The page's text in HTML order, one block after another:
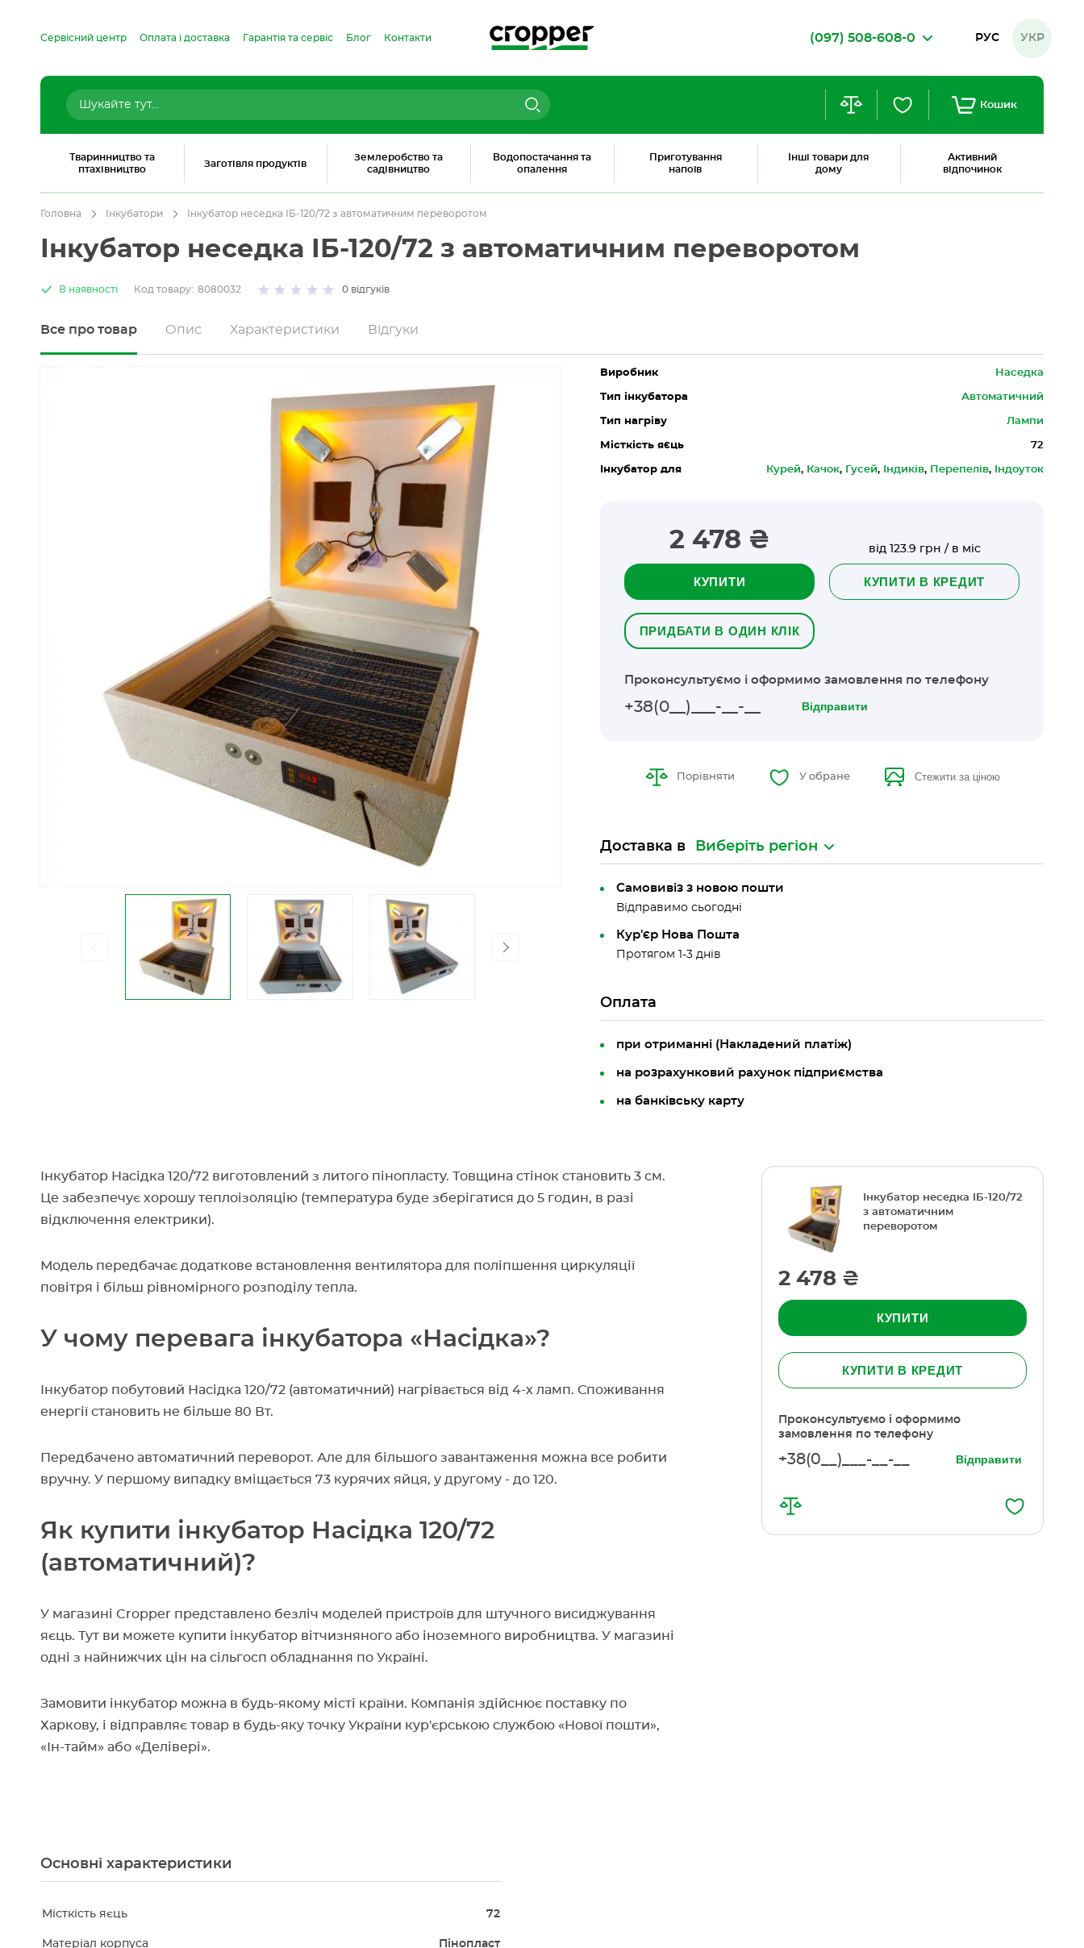
РУС УКР
Тваринництво та
птахівництво
Заготівля продуктів
Землеробство та
садівництво
Водопостачання та
опалення
Приготування
напоїв
Інші товари для
дому
Активний
відпочинок
Сервісний центр Оплата і доставка Гарантія та сервіс Блог Контакти (097) 508-608-0
Кошик
Головна Інкубатори Інкубатор неседка ІБ-120/72 з автоматичним переворотом
Інкубатор неседка ІБ-120/72 з автоматичним переворотом
В наявності Код товару: 8080032 0 відгуків
Все про товар Опис Характеристики Відгуки
Виробник Наседка
Тип інкубатора Автоматичний
Тип нагріву Лампи
Місткість яєць 72
Інкубатор для Курей, Качок, Гусей, Індиків, Перепелів, Індоуток
2 478 ₴ від 123.9 грн / в міс
ПРИДБАТИ В ОДИН КЛІК
КУПИТИ КУПИТИ В КРЕДИТ
Проконсультуємо і оформимо замовлення по телефону
Відправити
Порівняти У обране Стежити за ціною
Доставка в Виберіть регіон
Самовивіз з новою пошти
Відправимо сьогодні
Кур'єр Нова Пошта
Протягом 1-3 днів
Оплата
при отриманні (Накладений платіж)
на розрахунковий рахунок підприємства
на банківську карту
Інкубатор Насідка 120/72 виготовлений з литого пінопласту. Товщина стінок становить 3 см.
Це забезпечує хорошу теплоізоляцію (температура буде зберігатися до 5 годин, в разі
відключення електрики).
Модель передбачає додаткове встановлення вентилятора для поліпшення циркуляції
повітря і більш рівномірного розподілу тепла.
У чому перевага інкубатора «Насідка»?
Інкубатор побутовий Насідка 120/72 (автоматичний) нагрівається від 4-х ламп. Споживання
енергії становить не більше 80 Вт.
Передбачено автоматичний переворот. Але для більшого завантаження можна все робити
вручну. У першому випадку вміщається 73 курячих яйця, у другому - до 120.
Як купити інкубатор Насідка 120/72
(автоматичний)?
У магазині Cropper представлено безліч моделей пристроїв для штучного висиджування
яєць. Тут ви можете купити інкубатор вітчизняного або іноземного виробництва. У магазині
одні з найнижчих цін на сільгосп обладнання по Україні.
Замовити інкубатор можна в будь-якому місті країни. Компанія здійснює поставку по
Харкову, і відправляє товар в будь-яку точку України кур'єрською службою «Нової пошти»,
«Ін-тайм» або «Делівері».
Основні характеристики
Місткість яєць 72
Матеріал корпуса Пінопласт
Інкубатор неседка ІБ-120/72
з автоматичним
переворотом
2 478 ₴
КУПИТИ
КУПИТИ В КРЕДИТ
Проконсультуємо і оформимо
замовлення по телефону
Відправити